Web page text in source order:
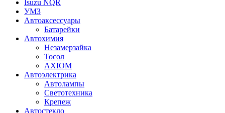
Isuzu NQR
УМЗ
Автоаксессуары
Батарейки
Автохимия
Незамерзайка
Тосол
AXIOM
Автоэлектрика
Автолампы
Светотехника
Крепеж
Автостекло